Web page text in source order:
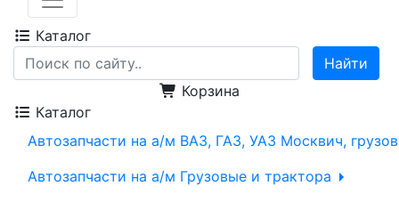
Каталог
Корзина
Каталог
Автозапчасти на а/м ВАЗ, ГАЗ, УАЗ Москвич,
Автозапчасти на а/м Грузовые и трактора